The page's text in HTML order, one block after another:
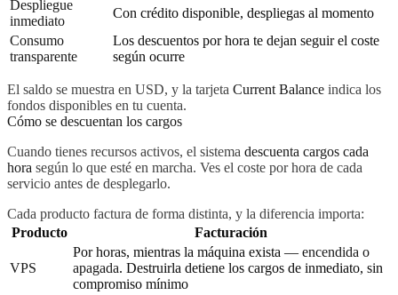
Despliegue
inmediato
Con crédito disponible, despliegas al momento
Consumo
transparente
Los descuentos por hora te dejan seguir el coste
según ocurre
El saldo se muestra en USD, y la tarjeta Current Balance indica los
fondos disponibles en tu cuenta.
Cómo se descuentan los cargos
Cuando tienes recursos activos, el sistema descuenta cargos cada
hora según lo que esté en marcha. Ves el coste por hora de cada
servicio antes de desplegarlo.
Cada producto factura de forma distinta, y la diferencia importa:
Producto
Facturación
VPS
Por horas, mientras la máquina exista — encendida o
apagada. Destruirla detiene los cargos de inmediato, sin
compromiso mínimo